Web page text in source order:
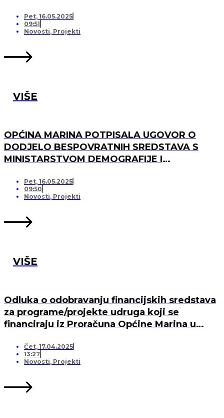
OPREMANJA DJEČJEG IGRALIŠTA U
SVINCIMA
Pet, 16.05.2025
09:51
Novosti, Projekti
VIŠE
OPĆINA MARINA POTPISALA UGOVOR O
DODJELO BESPOVRATNIH SREDSTAVA S
MINISTARSTVOM DEMOGRAFIJE I
OPREMANJA DJEČJEG IGRALIŠTA U DV
MARINA, PO „KRIJESNICA“U POZORCU
Pet, 16.05.2025
09:50
Novosti, Projekti
VIŠE
Odluka o odobravanju financijskih sredstava
za programe/projekte udruga koji se
financiraju iz Proračuna Općine Marina u
Čet, 17.04.2025
13:27
Novosti, Projekti